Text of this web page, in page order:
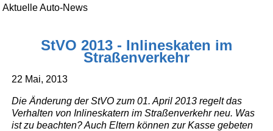
Aktuelle Auto-News
StVO 2013 - Inlineskaten im
Straßenverkehr
22 Mai, 2013
Die Änderung der StVO zum 01. April 2013 regelt das
Verhalten von Inlineskatern im Straßenverkehr neu. Was
ist zu beachten? Auch Eltern können zur Kasse gebeten